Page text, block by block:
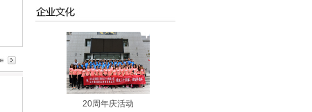
20周年庆活动